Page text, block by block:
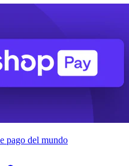
pago del mundo